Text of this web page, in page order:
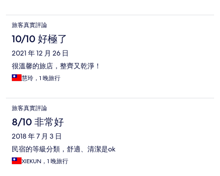
旅客真實評論
10/10 好極了
2021 年 12 月 26 日
很溫馨的旅店，整齊又乾淨！
慧玲，1 晚旅行
旅客真實評論
8/10 非常好
2018 年 7 月 3 日
民宿的等級分類，舒適、清潔是ok
XIEKUN，1 晚旅行